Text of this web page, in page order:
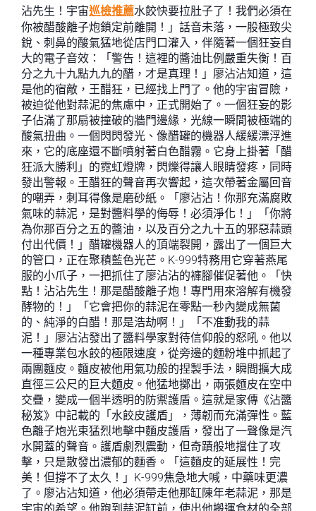
沾先生！宇宙巡檢推薦水餃快要拉肚子了！我們必須在
你被醋酸離子炮鎖定前離開！」話音未落，一股極致尖
銳、刺鼻的酸氣猛地從店門口灌入，伴隨著一個狂妄自
大的電子音效：「警告！這裡的醬油比例嚴重失衡！百
分之九十九點九九的醋，才是真理！」廖沾沾知道，這
是他的宿敵，王醋狂，已經找上門了。他的宇宙冒險，
被迫從他對蒜泥的焦慮中，正式開始了。一個狂妄的影
子佔滿了那扇被撞破的牆門邊緣，光線一瞬間被極端的
酸氣扭曲。一個閃閃發光、像醋罐的機器人緩緩漂浮進
來，它的底座還不斷噴射著白色醋霧。它身上掛著「醋
狂派大勝利」的霓虹燈牌，閃爍得讓人眼睛發疼，同時
發出警報。王醋狂的聲音再次響起，這次帶著金屬回音
的嘲弄，刺耳得像是磨砂紙。「廖沾沾！你那充滿腐敗
氣味的蒜泥，是對醬料學的侮辱！必須淨化！」「你將
為你那百分之五的醬油，以及百分之九十五的邪惡蒜頭
付出代價！」醋罐機器人的頂端裂開，露出了一個巨大
的管口，正在聚積藍色光芒。K-999特務用它穿著燕尾
服的小爪子，一把抓住了廖沾沾的褲腳催促著他。「快
點！沾沾先生！那是醋酸離子炮！專門用來溶解有機發
酵物的！」「它會把你的蒜泥在零點一秒內變成無菌
的、純淨的白醋！那是浩劫啊！」「不准動我的蒜
泥！」廖沾沾發出了醬料學家對待信仰般的怒吼。他以
一種專業包水餃的極限速度，從旁邊的麵粉堆中抓起了
兩團麵皮。麵皮被他用氣功般的捏製手法，瞬間擴大成
直徑三公尺的巨大麵皮。他猛地擲出，兩張麵皮在空中
交疊，變成一個半透明的防禦護盾。這就是家傳《沾醬
秘笈》中記載的「水餃皮護盾」，薄韌而充滿彈性。藍
色離子炮光束猛烈地擊中麵皮護盾，發出了一聲像是汽
水開蓋的聲音。護盾劇烈震動，但奇蹟般地擋住了攻
擊，只是散發出濃郁的麵香。「這麵皮的延展性！完
美！但撐不了太久！」K-999焦急地大喊，中藥味更濃
了。廖沾沾知道，他必須帶走他那缸陳年老蒜泥，那是